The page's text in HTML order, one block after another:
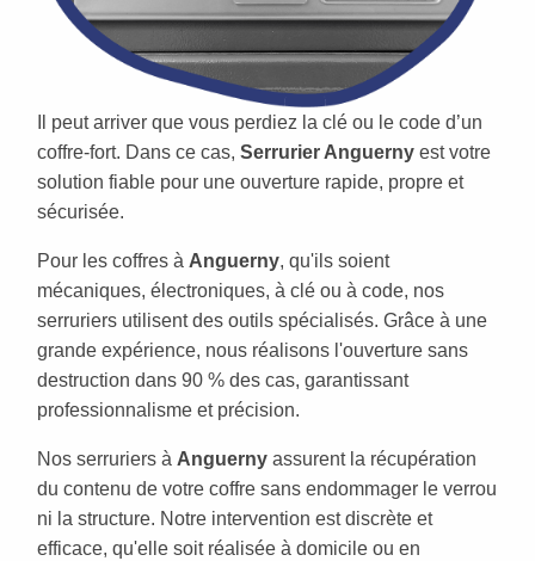
Il peut arriver que vous perdiez la clé ou le code d’un
coffre-fort. Dans ce cas, Serrurier Anguerny est votre
solution fiable pour une ouverture rapide, propre et
sécurisée.
Pour les coffres à Anguerny, qu'ils soient
mécaniques, électroniques, à clé ou à code, nos
serruriers utilisent des outils spécialisés. Grâce à une
grande expérience, nous réalisons l'ouverture sans
destruction dans 90 % des cas, garantissant
professionnalisme et précision.
Nos serruriers à Anguerny assurent la récupération
du contenu de votre coffre sans endommager le verrou
ni la structure. Notre intervention est discrète et
efficace, qu'elle soit réalisée à domicile ou en